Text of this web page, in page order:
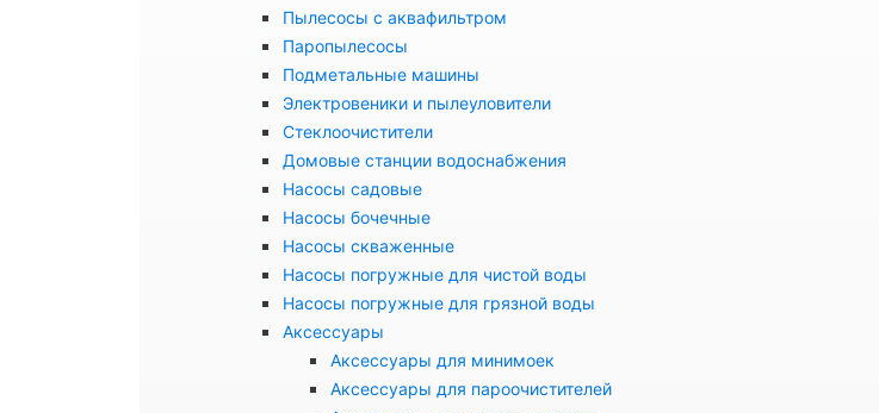
Пылесосы с аквафильтром
Паропылесосы
Подметальные машины
Электровеники и пылеуловители
Стеклоочистители
Домовые станции водоснабжения
Насосы садовые
Насосы бочечные
Насосы скваженные
Насосы погружные для чистой воды
Насосы погружные для грязной воды
Аксессуары
Аксессуары для минимоек
Аксессуары для пароочистителей